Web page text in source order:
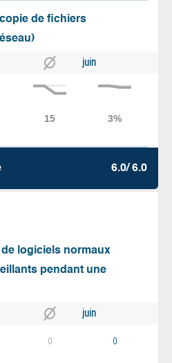
de fichiers
juin
6.0/ 6.0
logiciels normaux
pendant une
juin
0 0